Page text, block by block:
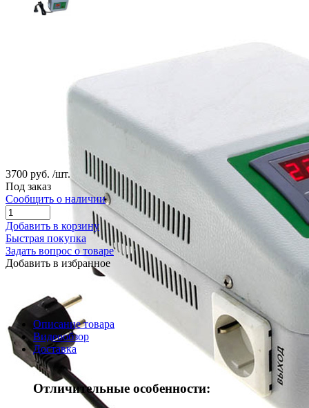
3700 руб. /шт.
Под заказ
Сообщить о наличии
Добавить в корзину
Быстрая покупка
Задать вопрос о товаре
Добавить в избранное
Описание товара
Видеообзор
Доставка
Отличительные особенности: